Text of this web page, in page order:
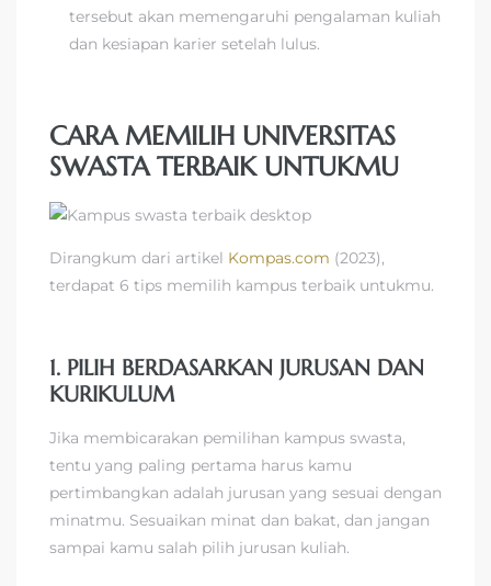
tersebut akan memengaruhi pengalaman kuliah
dan kesiapan karier setelah lulus.
CARA MEMILIH UNIVERSITAS
SWASTA TERBAIK UNTUKMU
Dirangkum dari artikel Kompas.com (2023),
terdapat 6 tips memilih kampus terbaik untukmu.
1. PILIH BERDASARKAN JURUSAN DAN
KURIKULUM
Jika membicarakan pemilihan kampus swasta,
tentu yang paling pertama harus kamu
pertimbangkan adalah jurusan yang sesuai dengan
minatmu. Sesuaikan minat dan bakat, dan jangan
sampai kamu salah pilih jurusan kuliah.